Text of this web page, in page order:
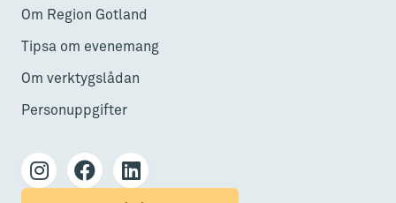
Om Region Gotland
Tipsa om evenemang
Om verktygslådan
Personuppgifter